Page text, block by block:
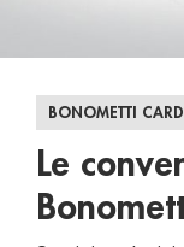
BONOMETTI CARD
Le